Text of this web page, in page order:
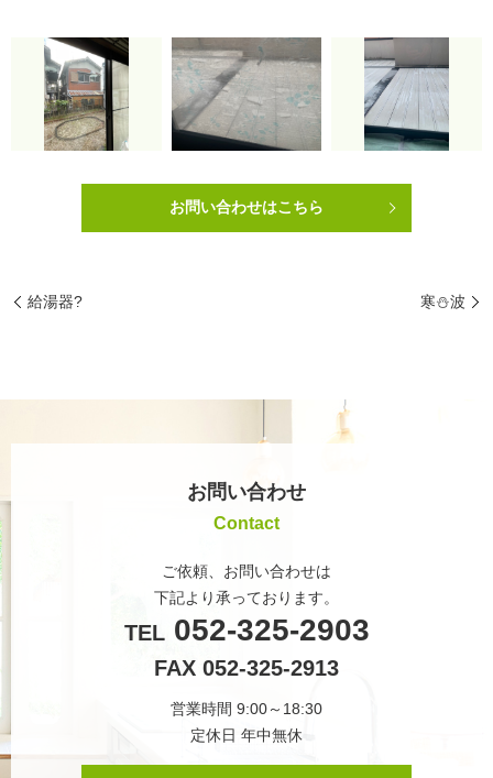
お問い合わせはこちら
給湯器? 寒⛄波
お問い合わせ
Contact
ご依頼、お問い合わせは
下記より承っております。
TEL052-325-2903
FAX 052-325-2913
営業時間 9:00～18:30
定休日 年中無休